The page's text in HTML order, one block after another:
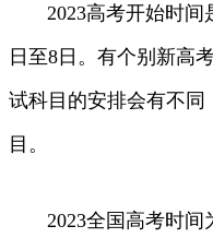
2023高考开始时间
日至8日。有个别新高
试科目的安排会有不同
目。
2023全国高考时间